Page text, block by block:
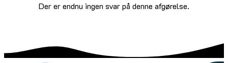
Der er endnu ingen svar på denne afgørelse.